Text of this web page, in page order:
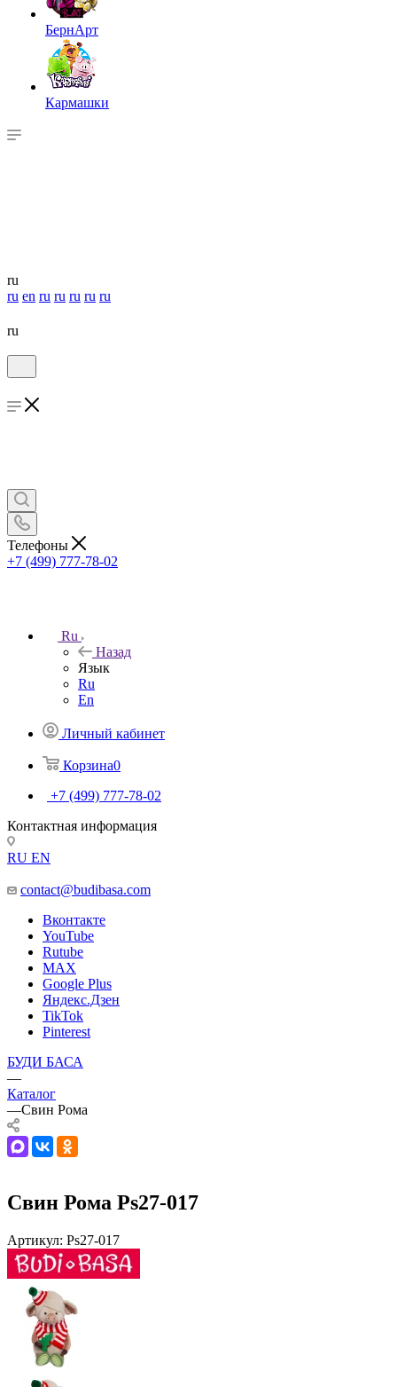
БернАрт
Кармашки
ru
ru en ru ru ru ru ru
ru
Телефоны
+7 (499) 777-78-02
Ru
Назад
Язык
Ru
En
Личный кабинет
Корзина0
+7 (499) 777-78-02
Контактная информация
RU EN
contact@budibasa.com
Вконтакте
YouTube
Rutube
MAX
Google Plus
Яндекс.Дзен
TikTok
Pinterest
БУДИ БАСА
—
Каталог
—Свин Рома
Свин Рома Ps27-017
Артикул: Ps27-017